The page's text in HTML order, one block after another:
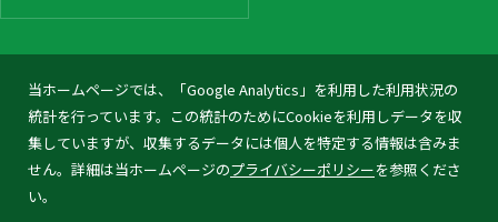
当ホームページでは、「Google Analytics」を利用した利用状況の
統計を行っています。この統計のためにCookieを利用しデータを収
集していますが、収集するデータには個人を特定する情報は含みま
せん。詳細は当ホームページのプライバシーポリシーを参照くださ
い。